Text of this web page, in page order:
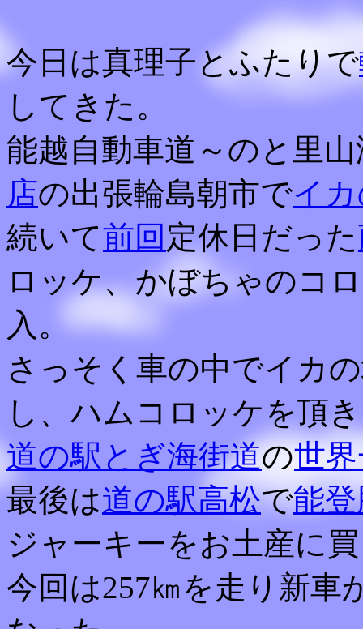
今日は真理子とふたりで
してきた。
能越自動車道～のと里
店の出張輪島朝市でイ
続いて前回 定休日だった
ロッケ、かぼちゃのコ
入。
さっそく車の中でイカ
し、ハムコロッケを頂
道の駅とぎ海街道の世
最後は道の駅高松で能
ジャーキーをお土産に
今回は257㎞を走り新車